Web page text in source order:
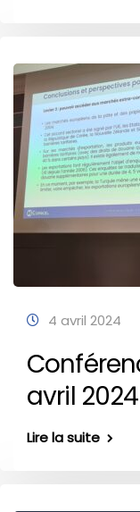
4 avril 2024
avril 2024
Lire la suite